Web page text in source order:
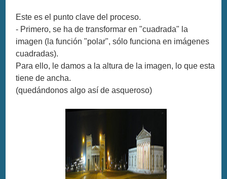
Este es el punto clave del proceso.
- Primero, se ha de transformar en "cuadrada" la
imagen (la función "polar", sólo funciona en imágenes
cuadradas).
Para ello, le damos a la altura de la imagen, lo que esta
tiene de ancha.
(quedándonos algo así de asqueroso)